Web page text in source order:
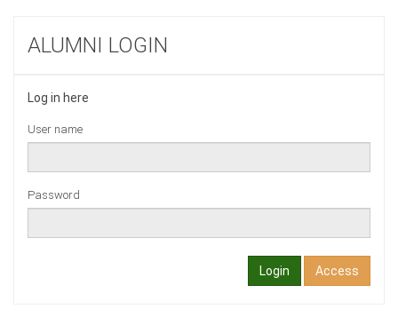
ALUMNI LOGIN
Log in here
User name
Password
Login Access